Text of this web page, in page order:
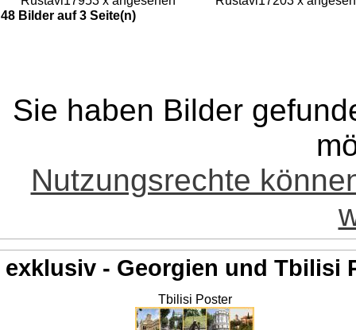
48 Bilder auf 3 Seite(n)
Sie haben Bilder
Nutzungsrechte
exklusiv - Georgien und Tbilisi
Tbilisi Poster